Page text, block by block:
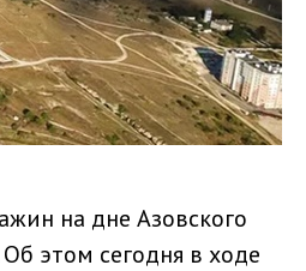
на дне Азовского
этом сегодня в ходе